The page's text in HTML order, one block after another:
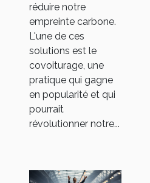
réduire notre
empreinte carbone.
L'une de ces
solutions est le
covoiturage, une
pratique qui gagne
en popularité et qui
pourrait
révolutionner notre...